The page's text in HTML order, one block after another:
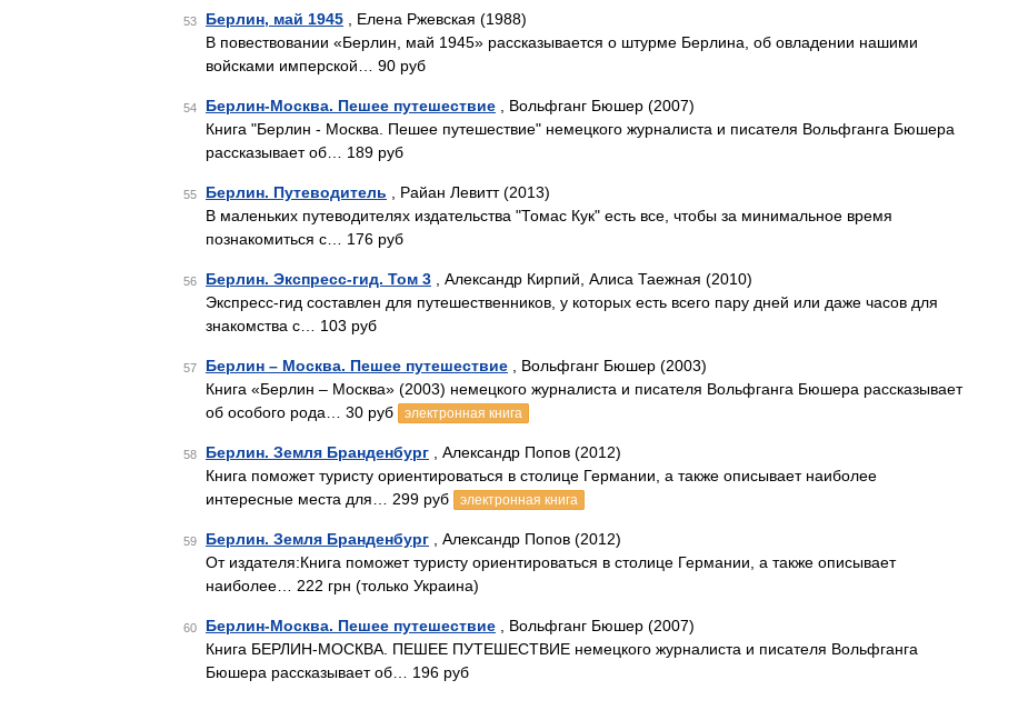
53 Берлин, май 1945 , Елена Ржевская (1988)
В повествовании «Берлин, май 1945» рассказывается о штурме Берлина, об овладении нашими
войсками имперской… 90 руб
54 Берлин-Москва. Пешее путешествие , Вольфганг Бюшер (2007)
Книга "Берлин - Москва. Пешее путешествие" немецкого журналиста и писателя Вольфганга Бюшера
рассказывает об… 189 руб
55 Берлин. Путеводитель , Райан Левитт (2013)
В маленьких путеводителях издательства "Томас Кук" есть все, чтобы за минимальное время
познакомиться с… 176 руб
56 Берлин. Экспресс-гид. Том 3 , Александр Кирпий, Алиса Таежная (2010)
Экспресс-гид составлен для путешественников, у которых есть всего пару дней или даже часов для
знакомства с… 103 руб
57 Берлин – Москва. Пешее путешествие , Вольфганг Бюшер (2003)
Книга «Берлин – Москва» (2003) немецкого журналиста и писателя Вольфганга Бюшера рассказывает
об особого рода… 30 руб
электронная книга
58 Берлин. Земля Бранденбург , Александр Попов (2012)
Книга поможет туристу ориентироваться в столице Германии, а также описывает наиболее
интересные места для… 299 руб
электронная книга
59 Берлин. Земля Бранденбург , Александр Попов (2012)
От издателя:Книга поможет туристу ориентироваться в столице Германии, а также описывает
наиболее… 222 грн (только Украина)
60 Берлин-Москва. Пешее путешествие , Вольфганг Бюшер (2007)
Книга БЕРЛИН-МОСКВА. ПЕШЕЕ ПУТЕШЕСТВИЕ немецкого журналиста и писателя Вольфганга
Бюшера рассказывает об… 196 руб